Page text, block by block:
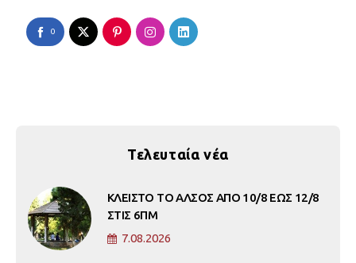
0
Τελευταία νέα
ΚΛΕΙΣΤΟ ΤΟ ΑΛΣΟΣ ΑΠΟ 10/8 ΕΩΣ 12/8
ΣΤΙΣ 6ΠΜ
7.08.2026